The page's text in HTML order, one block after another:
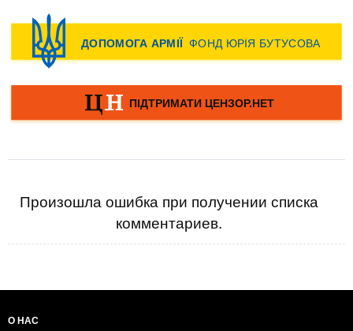
Произошла ошибка при получении списка
комментариев.
О НАС